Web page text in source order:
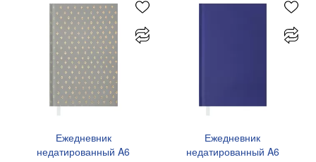
Ежедневник
недатированный A6
Ежедневник
недатированный A6